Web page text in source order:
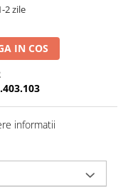
2 zile
IN COS
informatii